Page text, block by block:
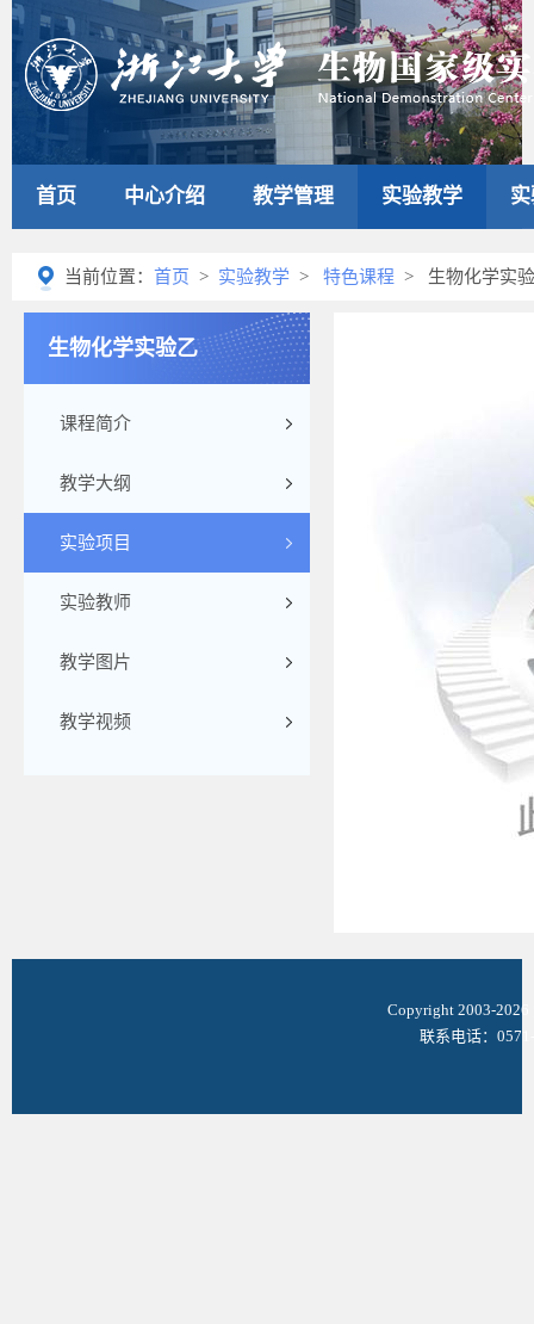
首页 中心介绍 教学管理 实验教学
当前位置： 首页 > 实验教学 > 特色课程 > 生物化学实
生物化学实验乙
课程简介
教学大纲
实验项目
实验教师
教学图片
教学视频
Copyright 2003-
联系电话：